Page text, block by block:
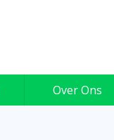
Over Ons